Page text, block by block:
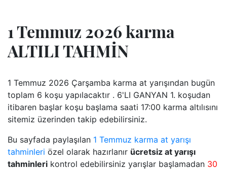
1 Temmuz 2026 karma
ALTILI TAHMİN
1 Temmuz 2026 Çarşamba karma at yarışından bugün
toplam 6 koşu yapılacaktır . 6'LI GANYAN 1. koşudan
itibaren başlar koşu başlama saati 17:00 karma altılısını
sitemiz üzerinden takip edebilirsiniz.
Bu sayfada paylaşılan 1 Temmuz karma at yarışı
tahminleri özel olarak hazırlanır ücretsiz at yarışı
tahminleri kontrol edebilirsiniz yarışlar başlamadan 30